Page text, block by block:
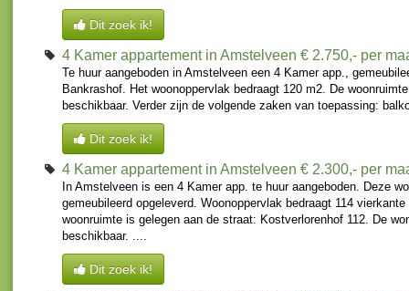
Dit zoek ik!
4 Kamer appartement in Amstelveen € 2.750,- per
Te huur aangeboden in Amstelveen een 4 Kamer app.,
Bankrashof. Het woonoppervlak bedraagt 120 m2. De
beschikbaar. Verder zijn de volgende zaken van toepassing:
Dit zoek ik!
4 Kamer appartement in Amstelveen € 2.300,- per
In Amstelveen is een 4 Kamer app. te huur aangeboden. Deze
gemeubileerd opgeleverd. Woonoppervlak bedraagt 114
woonruimte is gelegen aan de straat: Kostverlorenhof 112. De
beschikbaar. ....
Dit zoek ik!